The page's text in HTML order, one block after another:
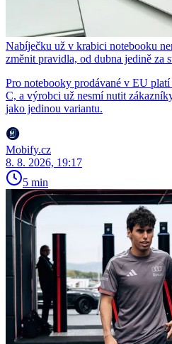
Nabíječku už v krabici notebooku
změnit pravidla, od dubna jedině za
Pro notebooky prodávané v EU
C, a výrobci už nesmí nutit
jako jedinou variantu.
Mobify.cz
8. 8. 2026, 19:17
5 min